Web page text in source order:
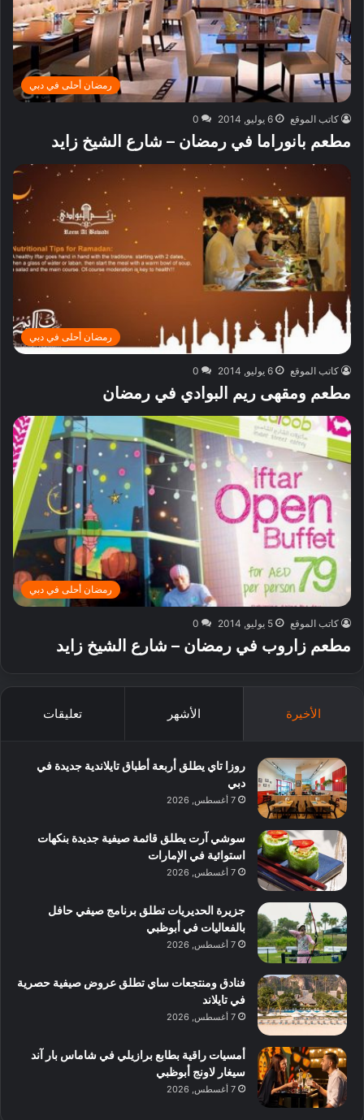
رمضان أحلى في دبي
كاتب الموقع 6 يوليو, 2014 0
مطعم بانوراما في رمضان – شارع الشيخ زايد
رمضان أحلى في دبي
كاتب الموقع 6 يوليو, 2014 0
مطعم ومقهى ريم البوادي في رمضان
رمضان أحلى في دبي
كاتب الموقع 5 يوليو, 2014 0
مطعم زاروب في رمضان – شارع الشيخ زايد
الأخيرة الأشهر تعليقات
روزا تاي يطلق أربعة أطباق تايلاندية جديدة في
دبي
7 أغسطس, 2026
سوشي آرت يطلق قائمة صيفية جديدة بنكهات
استوائية في الإمارات
7 أغسطس, 2026
جزيرة الحديريات تطلق برنامج صيفي حافل
بالفعاليات في أبوظبي
7 أغسطس, 2026
فنادق ومنتجعات ساي تطلق عروض صيفية حصرية
في تايلاند
7 أغسطس, 2026
أمسيات راقية بطابع برازيلي في شاماس بار آند
سيغار لاونج أبوظبي
7 أغسطس, 2026